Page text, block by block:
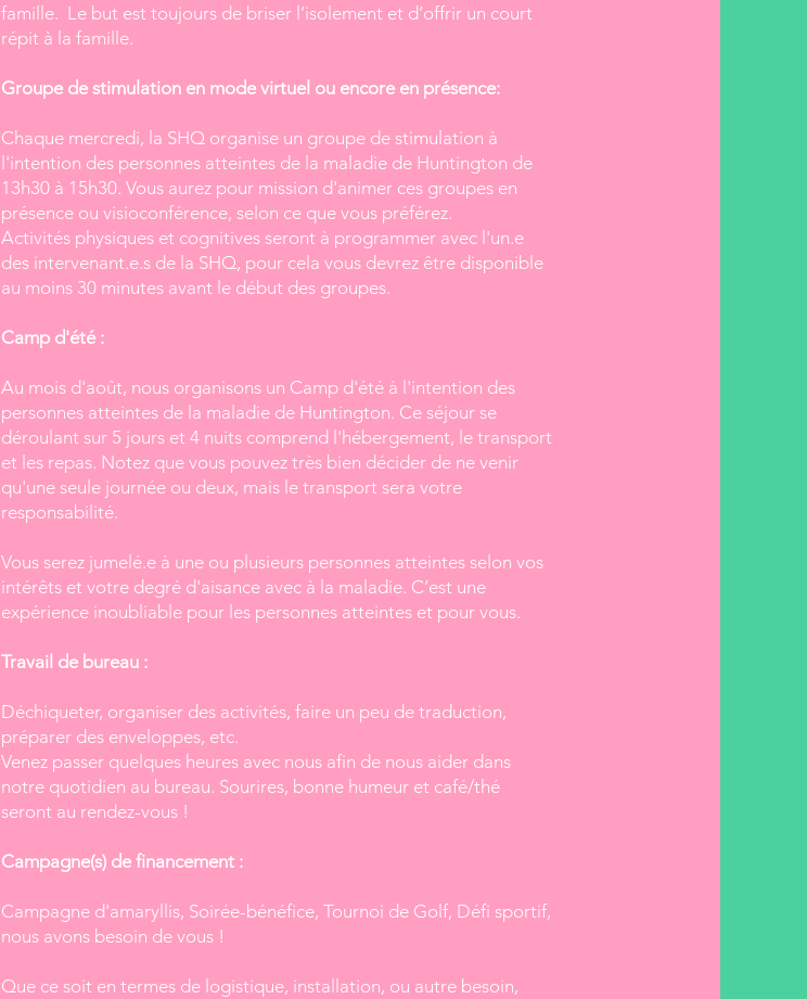
famille. Le but est toujours de briser l’isolement et d’offrir un court
répit à la famille.
Groupe de stimulation en mode virtuel ou encore en présence:
Chaque mercredi, la SHQ organise un groupe de stimulation à
l'intention des personnes atteintes de la maladie de Huntington de
13h30 à 15h30. Vous aurez pour mission d'animer ces groupes en
présence ou visioconférence, selon ce que vous préférez.
Activités physiques et cognitives seront à programmer avec l'un.e
des intervenant.e.s de la SHQ, pour cela vous devrez être disponible
au moins 30 minutes avant le début des groupes.
Camp d'été :
Au mois d'août, nous organisons un Camp d'été à l'intention des
personnes atteintes de la maladie de Huntington. Ce séjour se
déroulant sur 5 jours et 4 nuits comprend l'hébergement, le transport
et les repas. Notez que vous pouvez très bien décider de ne venir
qu'une seule journée ou deux, mais le transport sera votre
responsabilité.
Vous serez jumelé.e à une ou plusieurs personnes atteintes selon vos
intérêts et votre degré d'aisance avec à la maladie. C’est une
expérience inoubliable pour les personnes atteintes et pour vous.
Travail de bureau :
Déchiqueter, organiser des activités, faire un peu de traduction,
préparer des enveloppes, etc.
Venez passer quelques heures avec nous afin de nous aider dans
notre quotidien au bureau. Sourires, bonne humeur et café/thé
seront au rendez-vous !
Campagne(s) de financement :
Campagne d'amaryllis, Soirée-bénéfice, Tournoi de Golf, Défi sportif,
nous avons besoin de vous !
Que ce soit en termes de logistique, installation, ou autre besoin,